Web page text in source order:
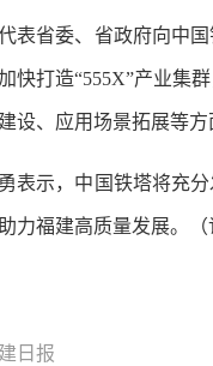
省委、省政府向中国
快打造“555X”产业集
设、应用场景拓展等
示，中国铁塔将充分
力福建高质量发展。
日报